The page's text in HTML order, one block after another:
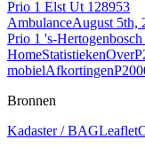
Prio 1 Elst Ut 128953
AmbulanceAugust 5th,
Prio 1 's-
HomeStatistiekenOver
mobielAfkortingen
Bronnen
Kadaster / BAGLeaflet